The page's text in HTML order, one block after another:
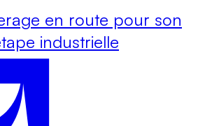
en route pour son
industrielle